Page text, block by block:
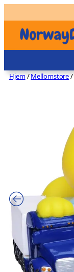
til
innhold
Hjem/Mellomstore/